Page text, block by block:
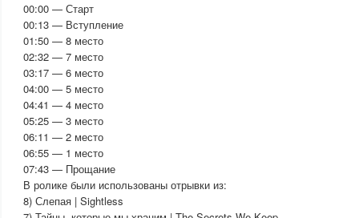
00:00 — Старт
00:13 — Вступление
01:50 — 8 место
02:32 — 7 место
03:17 — 6 место
04:00 — 5 место
04:41 — 4 место
05:25 — 3 место
06:11 — 2 место
06:55 — 1 место
07:43 — Прощание
В ролике были использованы отрывки из:
8) Слепая | Sightless